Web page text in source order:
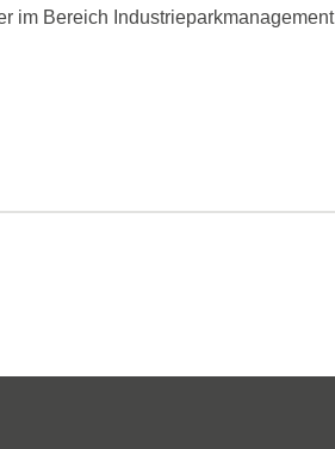
im Bereich Industrieparkmanagement